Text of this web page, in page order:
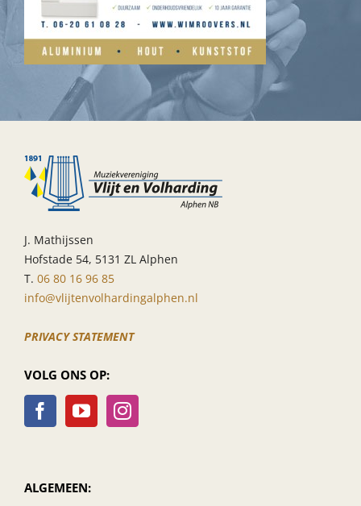
J. Mathijssen
Hofstade 54, 5131 ZL Alphen
T. 06 80 16 96 85
info@vlijtenvolhardingalphen.nl
PRIVACY STATEMENT
VOLG ONS OP:
ALGEMEEN: